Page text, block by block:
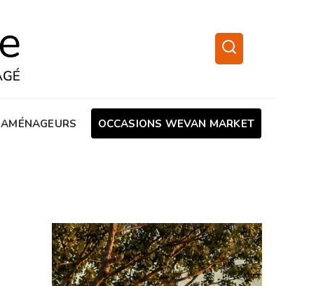
AMÉNAGEURS OCCASIONS WEVAN MARKET